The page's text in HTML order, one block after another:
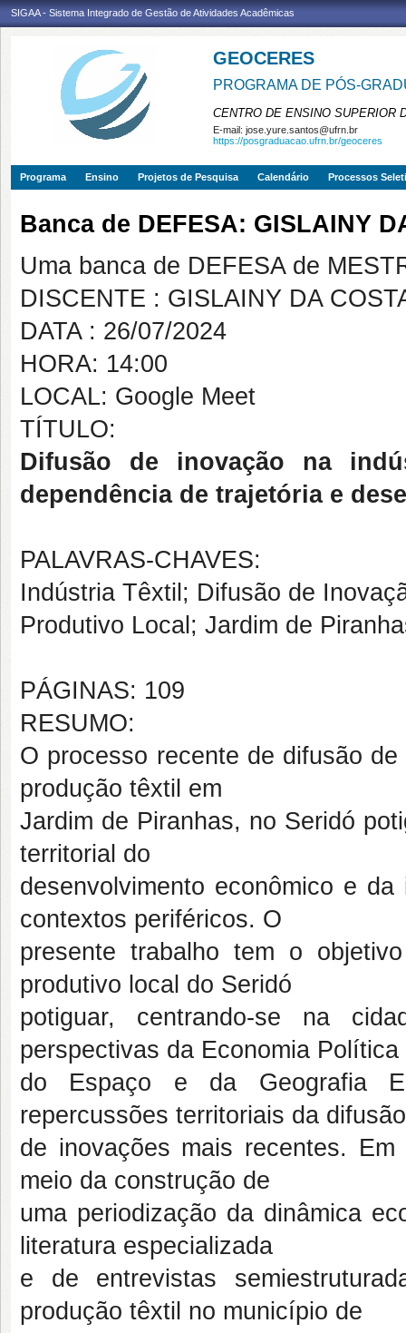
SIGAA - Sistema Integrado de Gestão de Atividades Acadêmicas
GEOCERES
PROGRAMA DE PÓS-
CENTRO DE ENSINO SUPERIOR
E-mail: jose.yure.santos@ufrn.br
https://posgraduacao.ufrn.br/geoceres
Programa Ensino Projetos de Pesquisa Calendário Processos
Banca de DEFESA: GISLAINY
Uma banca de DEFESA de
DISCENTE : GISLAINY DA
DATA : 26/07/2024
HORA: 14:00
LOCAL: Google Meet
TÍTULO:
Difusão de inovação na
dependência de trajetória e
PALAVRAS-CHAVES:
Indústria Têxtil; Difusão de
Produtivo Local; Jardim de
PÁGINAS: 109
RESUMO:
O processo recente de difusão
produção têxtil em
Jardim de Piranhas, no Seridó
territorial do
desenvolvimento econômico e
contextos periféricos. O
presente trabalho tem o
produtivo local do Seridó
potiguar, centrando-se na
perspectivas da Economia Política
do Espaço e da Geografia
repercussões territoriais da difusão
de inovações mais recentes.
meio da construção de
uma periodização da dinâmica
literatura especializada
e de entrevistas
produção têxtil no município de